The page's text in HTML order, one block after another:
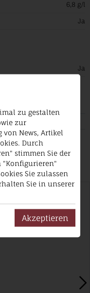
6,8 g/l
Ja
Ja
zu gestalten
zur
von News, Artikel
Durch
stimmen Sie der
"Konfigurieren"
Sie zulassen
Sie in unserer
Akzeptieren